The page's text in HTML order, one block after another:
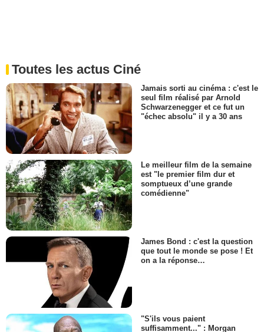
Toutes les actus Ciné
Jamais sorti au cinéma : c'est le
seul film réalisé par Arnold
Schwarzenegger et ce fut un
"échec absolu" il y a 30 ans
Le meilleur film de la semaine
est "le premier film dur et
somptueux d’une grande
comédienne"
James Bond : c'est la question
que tout le monde se pose ! Et
on a la réponse…
"S'ils vous paient
suffisamment..." : Morgan